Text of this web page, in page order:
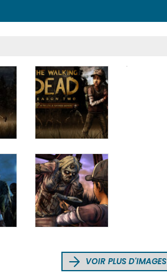
VOIR PLUS D'IMAGES